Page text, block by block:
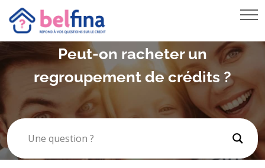
Peut-on racheter un
regroupement de crédits ?
RACHAT DE CRÉDIT HYPOTHÉCAIRE
REGROUPEMENT DE CRÉDITS